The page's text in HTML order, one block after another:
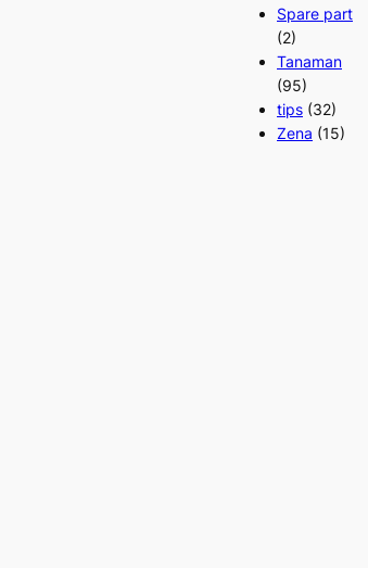
Spare part
(2)
Tanaman
(95)
tips (32)
Zena (15)